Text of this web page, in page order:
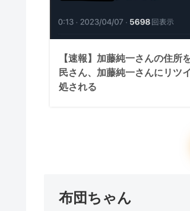
【速報】加藤純一さんの住所
民さん、加藤純一さんにリツ
処される
布団ちゃん